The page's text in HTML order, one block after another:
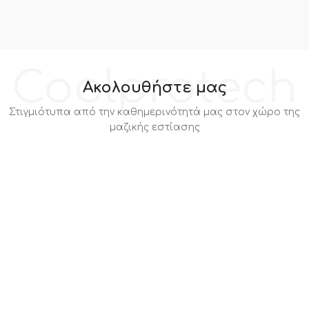
Coolprotech
Ακολουθήστε μας
Στιγμιότυπα από την καθημερινότητά μας στον χώρο της
μαζικής εστίασης